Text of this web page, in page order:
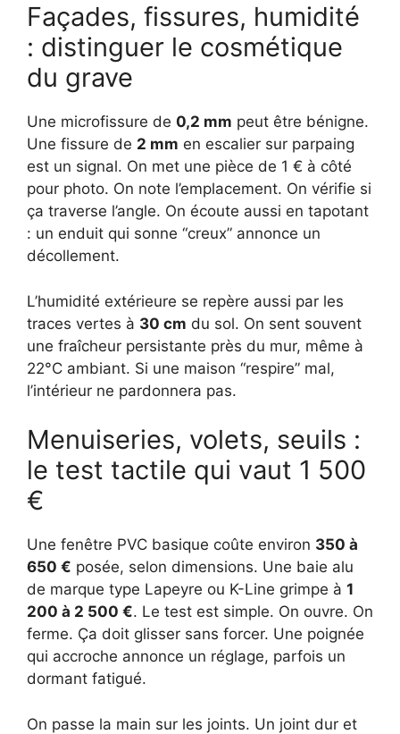
Façades, fissures, humidité
: distinguer le cosmétique
du grave
Une microfissure de 0,2 mm peut être bénigne.
Une fissure de 2 mm en escalier sur parpaing
est un signal. On met une pièce de 1 € à côté
pour photo. On note l’emplacement. On vérifie si
ça traverse l’angle. On écoute aussi en tapotant
: un enduit qui sonne “creux” annonce un
décollement.
L’humidité extérieure se repère aussi par les
traces vertes à 30 cm du sol. On sent souvent
une fraîcheur persistante près du mur, même à
22°C ambiant. Si une maison “respire” mal,
l’intérieur ne pardonnera pas.
Menuiseries, volets, seuils :
le test tactile qui vaut 1 500
€
Une fenêtre PVC basique coûte environ 350 à
650 € posée, selon dimensions. Une baie alu
de marque type Lapeyre ou K-Line grimpe à 1
200 à 2 500 €. Le test est simple. On ouvre. On
ferme. Ça doit glisser sans forcer. Une poignée
qui accroche annonce un réglage, parfois un
dormant fatigué.
On passe la main sur les joints. Un joint dur et